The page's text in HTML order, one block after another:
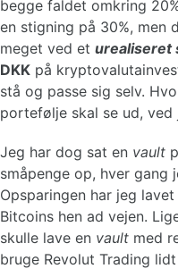
begge faldet omkring
en stigning på 30%, men
meget ved et urealiseret
DKK på
stå og passe sig selv.
portefølje skal se ud,
Jeg har dog sat en vault
småpenge op, hver
Opsparingen har jeg
Bitcoins hen ad vejen.
skulle lave en vault med
bruge Revolut Trading